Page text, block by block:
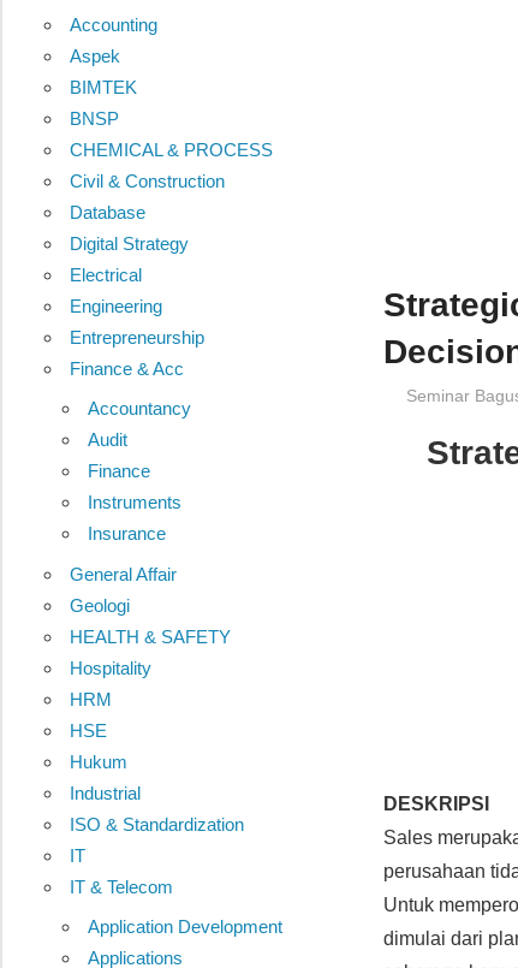
31/08/2016
Seminar
DESKRIPSI
Sales
perusahaan
Untuk
dimulai dari
Accounting
Aspek
BIMTEK
BNSP
CHEMICAL & PROCESS
Civil & Construction
Database
Digital Strategy
Electrical
Engineering
Entrepreneurship
Finance & Acc
Accountancy
Audit
Finance
Instruments
Insurance
General Affair
Geologi
HEALTH & SAFETY
Hospitality
HRM
HSE
Hukum
Industrial
ISO & Standardization
IT
IT & Telecom
Application Development
Applications